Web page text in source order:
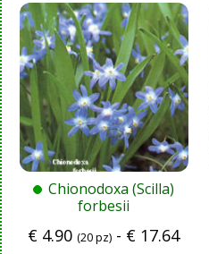
Chionodoxa (Scilla)
forbesii
€ 4.90 (20 pz) - € 17.64